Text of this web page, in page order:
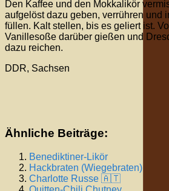
Den Kaffee und den Mokkalikör
aufgelöst dazu geben, verrühren und
füllen. Kalt stellen, bis es geliert ist.
Vanillesoße darüber gießen und
dazu reichen.
DDR, Sachsen
Ähnliche Beiträge:
Benediktiner-Likör
Hackbraten (Wiegebraten)
Charlotte Russe 🇦🇹